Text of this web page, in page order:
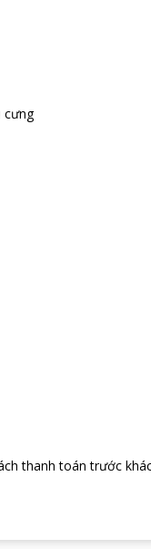
cưng
thanh toán trước